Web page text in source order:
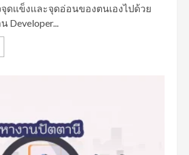
ดแข็งและจุดอ่อนของตนเองไปด้วย
Developer...